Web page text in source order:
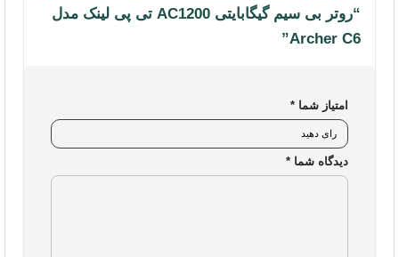
“روتر بی سیم گیگابایتی AC1200 تی پی لینک مدل
Archer C6”
امتیاز شما *
دیدگاه شما *
فروشگاه اینترنتی ایزی مارکت
برای خرید آسان کالاهای بازار کامپیوتر، شبکه، IT و تکنولوژی ست. فروشگاه
اینترنتی ایزی مارکت اصالت محصولات خود را تضمین می‌کند و یک خرید امن را برای
مشتریان خود به ارمغان می‌آورد. تنوع محصولات ایزی مارکت بگونه‌ای است که